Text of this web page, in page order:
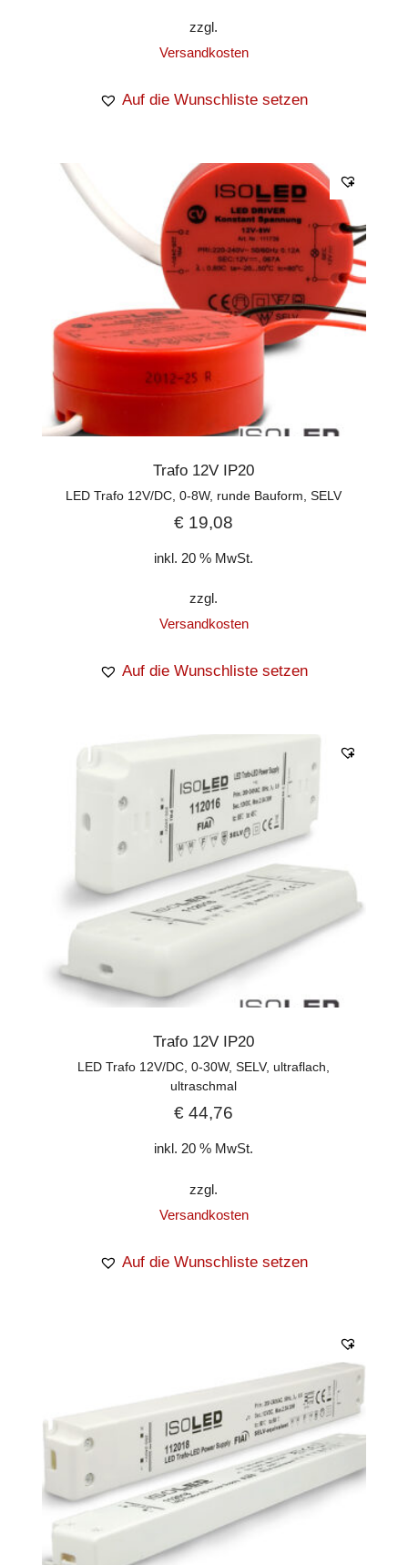
zzgl.
Versandkosten
Auf die Wunschliste setzen
Trafo 12V IP20
LED Trafo 12V/DC, 0-8W, runde Bauform, SELV
€ 19,08
inkl. 20 % MwSt.
zzgl.
Versandkosten
Auf die Wunschliste setzen
Trafo 12V IP20
LED Trafo 12V/DC, 0-30W, SELV, ultraflach,
ultraschmal
€ 44,76
inkl. 20 % MwSt.
zzgl.
Versandkosten
Auf die Wunschliste setzen